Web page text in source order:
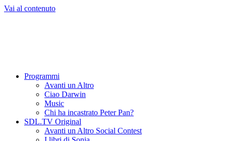
Vai al contenuto
Programmi
Avanti un Altro
Ciao Darwin
Music
Chi ha incastrato Peter Pan?
SDL.TV Original
Avanti un Altro Social Contest